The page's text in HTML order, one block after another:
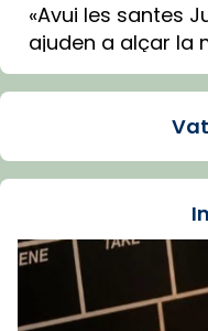
«Avui les santes
ajuden a alçar la
Mons. Sergi
Santes de Mataró.
🔗tinyurl.com/
Foto
View on Facebook Share